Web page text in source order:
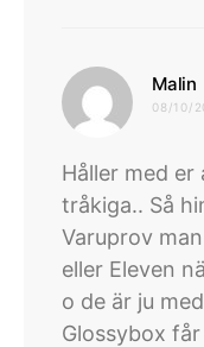
Malin
08/10/
Håller med er
tråkiga.. Så
Varuprov
eller Eleven
o de är ju
Glossybox